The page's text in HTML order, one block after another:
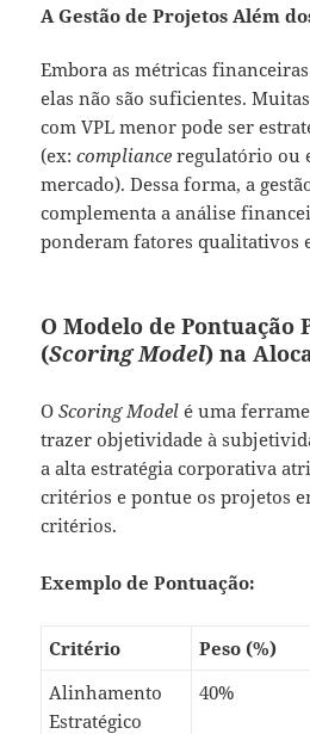
A Gestão de Projetos Além
Embora as métricas
elas não são suficientes.
com VPL menor pode ser
(ex:compliance regulatório ou
mercado). Dessa forma, a
complementa a análise
ponderam fatores qualitativos
O Modelo de Pontuação
(Scoring Model) na
OScoring Model é uma
trazer objetividade à
a alta estratégia corporativa
critérios e pontue os projetos
critérios.
Exemplo de Pontuação:
Critério Peso (%)
Alinhamento
Estratégico
40%